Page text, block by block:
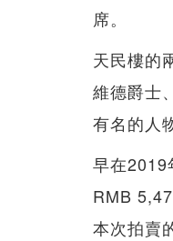
席。
天民樓的
維德爵士
有名的人
早在2019
RMB
本次拍賣